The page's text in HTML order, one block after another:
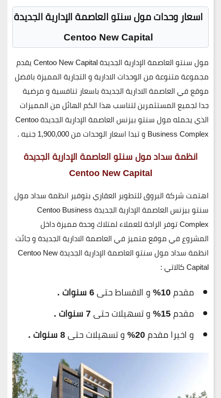
اسعار وحدات مول سنتو العاصمة الإدارية الجديدة
Centoo New Capital
مول سنتو العاصمة الإدارية الجديدة Centoo New Capital يقدم
مجموعة متنوعة من الوحدات الادارية و التجارية المميزة بافضل
موقع في العاصمة الادارية الجديدة باسعار تنافسية و مرضية
جدا لجميع المستثمرين لتناسب هذا الكم الهائل من المميزات
الذي يحمله مول سنتو بيزنس العاصمة الإدارية الجديدة Centoo
Business Complex و تبدا اسعار الوحدات من
1,900,000جنيه .
انظمة سداد مول سنتو العاصمة الإدارية الجديدة
Centoo New Capital
اهتمت شركة البروق للتطوير العقاري بتوفير انظمة سداد مول
سنتو بيزنس العاصمة الإدارية الجديدة Centoo Business
Complex توفر الراحة للعملاء لمتلاك وحدة مميزة داخل
المشروع في موقع متميز في العاصمة الادارية الجديدة و جائت
انظمة سداد مول سنتو العاصمة الإدارية الجديدة Centoo New
Capital كالاتي :
مقدم10% و الاقساط حتى6 سنوات .
مقدم15% و تسهيلات حتى7 سنوات .
و اخيرا مقدم20% و تسهيلات حتى8 سنوات .